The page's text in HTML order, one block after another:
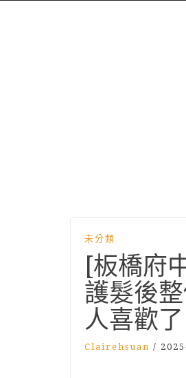
未分類
[板橋府
護髮後
人喜歡了
Clairehsuan /